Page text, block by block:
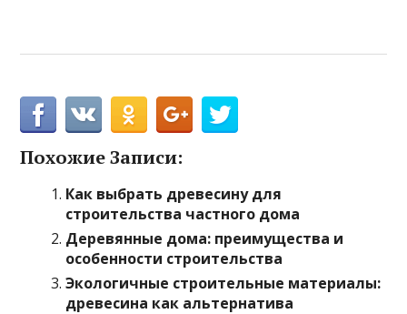
Похожие Записи:
Как выбрать древесину для
строительства частного дома
Деревянные дома: преимущества и
особенности строительства
Экологичные строительные материалы:
древесина как альтернатива